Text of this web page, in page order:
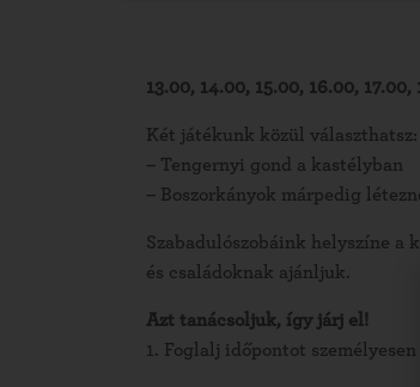
13.00, 14.00, 15.00, 16.00, 17.00,
Két játékunk közül választhatsz:
– Tengernyi gond a kastélyban
– Boszorkányok márpedig
Szabadulószobáink helyszíne a
és családoknak ajánljuk.
Azt tanácsoljuk, így járj el!
1. Foglalj időpontot